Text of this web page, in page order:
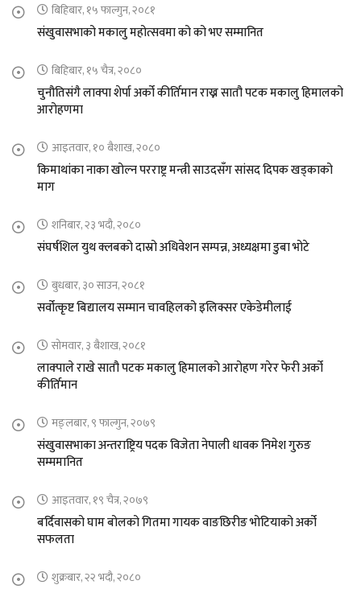
बिहिबार, १५ फाल्गुन, २०८१
संखुवासभाको मकालु महोत्सवमा को को भए सम्मानित
बिहिबार, १५ चैत्र, २०८०
चुनौतिसंगै लाक्पा शेर्पा अर्को कीर्तिमान राख्न सातौ पटक मकालु हिमालको
आरोहणमा
आइतवार, १० बैशाख, २०८०
किमाथांका नाका खोल्न परराष्ट्र मन्त्री साउदसँग सांसद दिपक खड्काको
माग
शनिबार, २३ भदौ, २०८०
संघर्षशिल युथ क्लबको दास्रो अधिवेशन सम्पन्न, अध्यक्षमा डुबा भोटे
बुधबार, ३० साउन, २०८१
सर्वोत्कृष्ट बिद्यालय सम्मान चावहिलको इलिक्सर एकेडेमीलाई
सोमवार, ३ बैशाख, २०८१
लाक्पाले राखे सातौ पटक मकालु हिमालको आरोहण गरेर फेरी अर्को
कीर्तिमान
मङ्लबार, ९ फाल्गुन, २०७९
संखुवासभाका अन्तराष्ट्रिय पदक विजेता नेपाली धावक निमेश गुरुङ
सम्ममानित
आइतवार, १९ चैत्र, २०७९
बर्दिवासको घाम बोलको गितमा गायक वाङछिरीङ भोटियाको अर्को
सफलता
शुक्रबार, २२ भदौ, २०८०